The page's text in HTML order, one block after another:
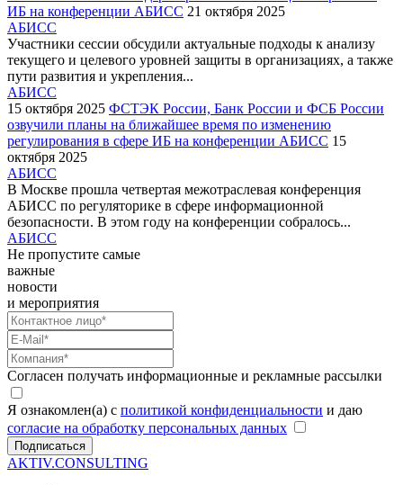
ИБ на конференции АБИСС 21 октября 2025
АБИСС
Участники сессии обсудили актуальные подходы к анализу
текущего и целевого уровней защиты в организациях, а также
пути развития и укрепления...
АБИСС
15 октября 2025 ФСТЭК России, Банк России и ФСБ России
озвучили планы на ближайшее время по изменению
регулирования в сфере ИБ на конференции АБИСС 15
октября 2025
АБИСС
В Москве прошла четвертая межотраслевая конференция
АБИСС по регуляторике в сфере информационной
безопасности. В этом году на конференции собралось...
АБИСС
Не пропустите самые
важные
новости
и мероприятия
Согласен получать информационные и рекламные рассылки
Я ознакомлен(а) с политикой конфиденциальности и даю
согласие на обработку персональных данных
Подписаться
AKTIV.CONSULTING